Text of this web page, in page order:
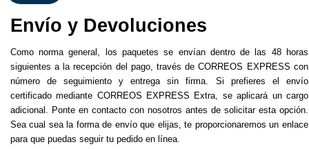
Envío y Devoluciones
Como norma general, los paquetes se envían dentro de las 48 horas
siguientes a la recepción del pago, través de CORREOS EXPRESS con
número de seguimiento y entrega sin firma. Si prefieres el envío
certificado mediante CORREOS EXPRESS Extra, se aplicará un cargo
adicional. Ponte en contacto con nosotros antes de solicitar esta opción.
Sea cual sea la forma de envío que elijas, te proporcionaremos un enlace
para que puedas seguir tu pedido en línea.